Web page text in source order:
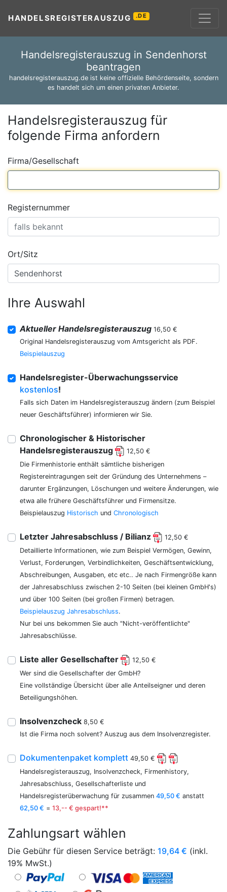
HANDELSREGISTERAUSZUG .DE
Handelsregisterauszug in Sendenhorst
beantragen
handelsregisterauszug.de ist keine offizielle Behördenseite, sondern
es handelt sich um einen privaten Anbieter.
Handelsregisterauszug für
folgende Firma anfordern
Firma/Gesellschaft
Registernummer
Ort/Sitz
Ihre Auswahl
Aktueller Handelsregisterauszug 16,50 €
Original Handelsregisterauszug vom Amtsgericht als PDF.
Beispielauszug
Handelsregister-Überwachungsservice
kostenlos!
Falls sich Daten im Handelsregisterauszug ändern (zum Beispiel
neuer Geschäftsführer) informieren wir Sie.
Chronologischer & Historischer
Handelsregisterauszug
12,50 €
Die Firmenhistorie enthält sämtliche bisherigen
Registereintragungen seit der Gründung des Unternehmens –
darunter Ergänzungen, Löschungen und weitere Änderungen, wie
etwa alle frühere Geschäftsführer und Firmensitze.
Beispielauszug Historisch und Chronologisch
Letzter Jahresabschluss / Bilianz
12,50 €
Detaillierte Informationen, wie zum Beispiel Vermögen, Gewinn,
Verlust, Forderungen, Verbindlichkeiten, Geschäftsentwicklung,
Abschreibungen, Ausgaben, etc etc.. Je nach Firmengröße kann
der Jahresabschluss zwischen 2-10 Seiten (bei kleinen GmbH's)
und über 100 Seiten (bei großen Firmen) betragen.
Beispielauszug Jahresabschluss.
Nur bei uns bekommen Sie auch "Nicht-veröffentlichte"
Jahresabschlüsse.
Liste aller Gesellschafter
12,50 €
Wer sind die Gesellschafter der GmbH?
Eine vollständige Übersicht über alle Anteilseigner und deren
Beteiligungshöhen.
Insolvenzcheck 8,50 €
Ist die Firma noch solvent? Auszug aus dem Insolvenzregister.
Dokumentenpaket komplett 49,50 €
Handelsregisterauszug, Insolvenzcheck, Firmenhistory,
Jahresabschluss, Gesellschafterliste und
Handelsregisterüberwachung für zusammen 49,50 € anstatt
62,50 € = 13,-- € gespart!**
Zahlungsart wählen
Die Gebühr für diesen Service beträgt: 19,64 € (inkl.
19% MwSt.)